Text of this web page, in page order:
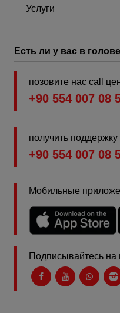
Услуги
Есть ли у вас в
позовите нас call
+90 554 007 08
получить
+90 554 007 08
Мобильные
Подписывайтесь на